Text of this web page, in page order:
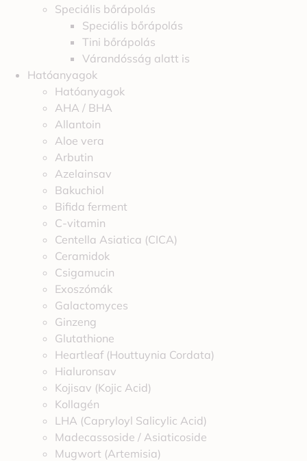
Speciális bőrápolás
Speciális bőrápolás
Tini bőrápolás
Várandósság alatt is
Hatóanyagok
Hatóanyagok
AHA / BHA
Allantoin
Aloe vera
Arbutin
Azelainsav
Bakuchiol
Bifida ferment
C-vitamin
Centella Asiatica (CICA)
Ceramidok
Csigamucin
Exoszómák
Galactomyces
Ginzeng
Glutathione
Heartleaf (Houttuynia Cordata)
Hialuronsav
Kojisav (Kojic Acid)
Kollagén
LHA (Capryloyl Salicylic Acid)
Madecassoside / Asiaticoside
Mugwort (Artemisia)